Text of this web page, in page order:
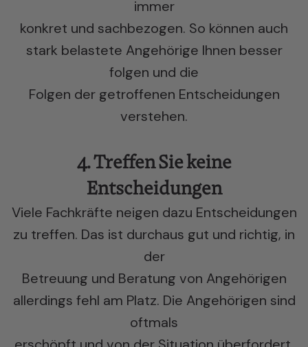
immer
konkret und sachbezogen. So können auch
stark belastete Angehörige Ihnen besser
folgen und die
Folgen der getroffenen Entscheidungen
verstehen.
4. Treffen Sie keine
Entscheidungen
Viele Fachkräfte neigen dazu Entscheidungen
zu treffen. Das ist durchaus gut und richtig, in
der
Betreuung und Beratung von Angehörigen
allerdings fehl am Platz. Die Angehörigen sind
oftmals